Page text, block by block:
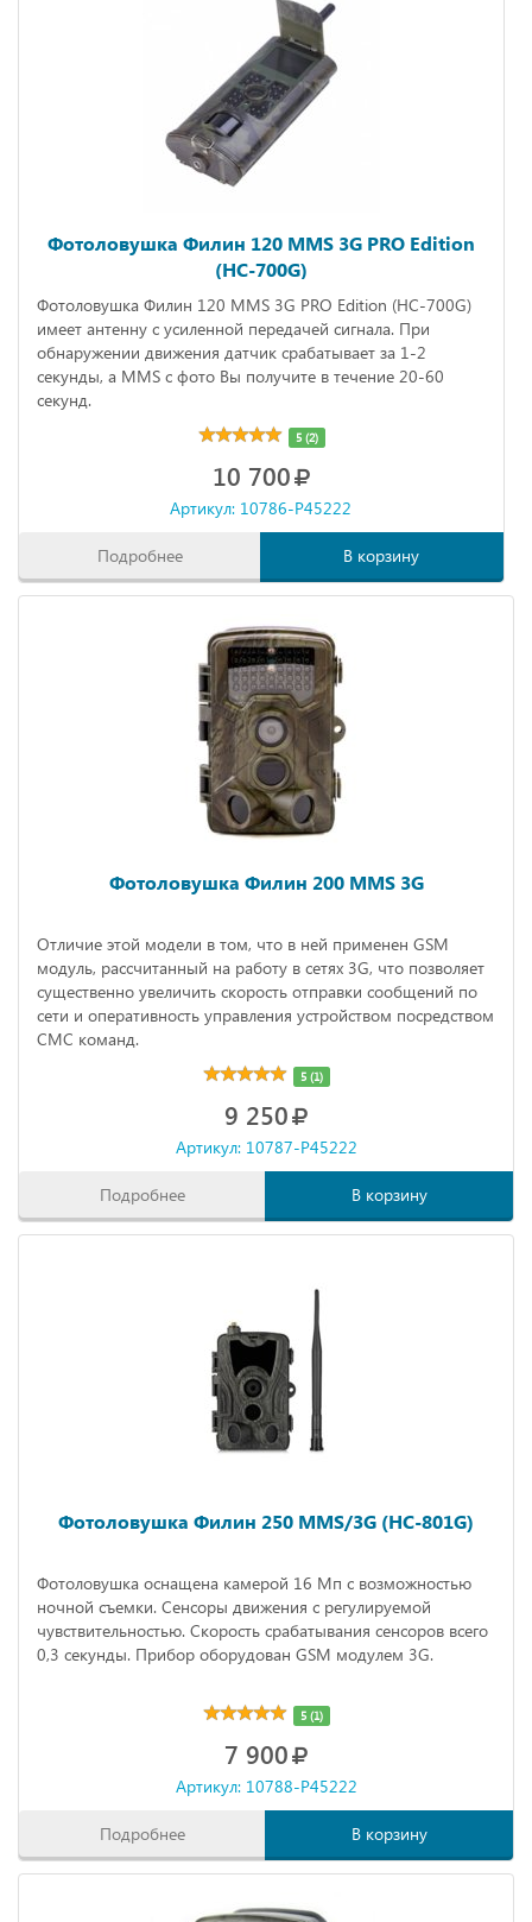
Фотоловушка Филин 120 MMS 3G PRO Edition
(HC-700G)
Фотоловушка Филин 120 MMS 3G PRO Edition (HC-700G)
имеет антенну с усиленной передачей сигнала. При
обнаружении движения датчик срабатывает за 1-2
секунды, а MMS с фото Вы получите в течение 20-60
секунд.
5 (2)
10 700
Артикул: 10786-P45222
Подробнее В корзину
Фотоловушка Филин 200 MMS 3G
Отличие этой модели в том, что в ней применен GSM
модуль, рассчитанный на работу в сетях 3G, что позволяет
существенно увеличить скорость отправки сообщений по
сети и оперативность управления устройством посредством
СМС команд.
5 (1)
9 250
Артикул: 10787-P45222
Подробнее В корзину
Фотоловушка Филин 250 MMS/3G (HC-801G)
Фотоловушка оснащена камерой 16 Мп с возможностью
ночной съемки. Сенсоры движения с регулируемой
чувствительностью. Скорость срабатывания сенсоров всего
0,3 секунды. Прибор оборудован GSM модулем 3G.
5 (1)
7 900
Артикул: 10788-P45222
Подробнее В корзину